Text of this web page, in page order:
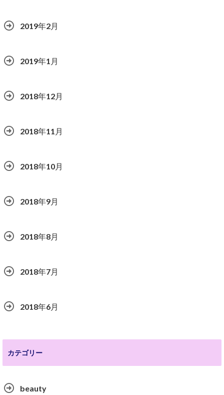
2019年2月
2019年1月
2018年12月
2018年11月
2018年10月
2018年9月
2018年8月
2018年7月
2018年6月
カテゴリー
beauty